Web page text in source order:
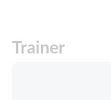
Trainer